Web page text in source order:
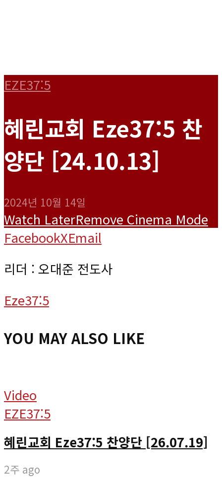
EZE37:5
혜린교회 Eze37:5 찬
양단 [24.10.13]
2024년 10월 14일
Watch LaterRemove Cinema Mode
FacebookXEmail
리더 : 오대준 전도사
Eze37:5
YOU MAY ALSO LIKE
Video
EZE37:5
혜린교회 Eze37:5 찬양단 [26.07.19]
2주 ago